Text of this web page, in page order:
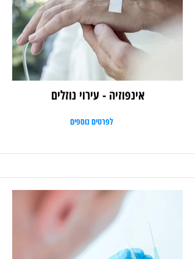
אינפוזיה - עירוי נוזלים
לפרטים נוספים